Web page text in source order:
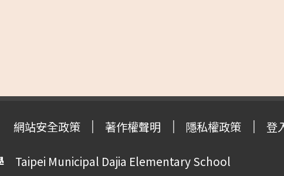
網站安全政策 著作權聲明 隱私權政策 登
Taipei Municipal Dajia Elementary School